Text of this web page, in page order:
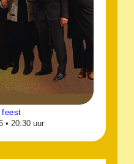
feest
• 20:30 uur